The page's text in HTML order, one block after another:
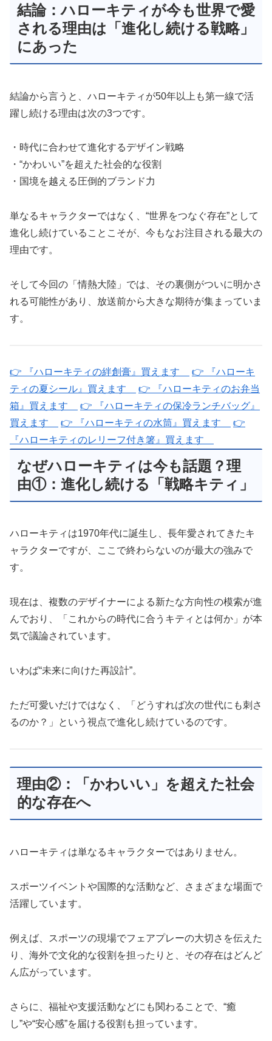
結論：ハローキティが今も世界で愛
される理由は「進化し続ける戦略」
にあった
結論から言うと、ハローキティが50年以上も第一線で活
躍し続ける理由は次の3つです。
・時代に合わせて進化するデザイン戦略
・“かわいい”を超えた社会的な役割
・国境を越える圧倒的ブランド力
単なるキャラクターではなく、“世界をつなぐ存在”として
進化し続けていることこそが、今もなお注目される最大の
理由です。
そして今回の「情熱大陸」では、その裏側がついに明かさ
れる可能性があり、放送前から大きな期待が集まっていま
す。
👉 『ハローキティの絆創膏』買えます
👉 『ハローキ
ティの夏シール』買えます
👉 『ハローキティのお弁当
箱』買えます
👉 『ハローキティの保冷ランチバッグ』
買えます
👉 『ハローキティの水筒』買えます
👉
『ハローキティのレリーフ付き箸』買えます
なぜハローキティは今も話題？理
由①：進化し続ける「戦略キティ」
ハローキティは1970年代に誕生し、長年愛されてきたキ
ャラクターですが、ここで終わらないのが最大の強みで
す。
現在は、複数のデザイナーによる新たな方向性の模索が進
んでおり、「これからの時代に合うキティとは何か」が本
気で議論されています。
いわば“未来に向けた再設計”。
ただ可愛いだけではなく、「どうすれば次の世代にも刺さ
るのか？」という視点で進化し続けているのです。
理由②：「かわいい」を超えた社会
的な存在へ
ハローキティは単なるキャラクターではありません。
スポーツイベントや国際的な活動など、さまざまな場面で
活躍しています。
例えば、スポーツの現場でフェアプレーの大切さを伝えた
り、海外で文化的な役割を担ったりと、その存在はどんど
ん広がっています。
さらに、福祉や支援活動などにも関わることで、“癒
し”や“安心感”を届ける役割も担っています。